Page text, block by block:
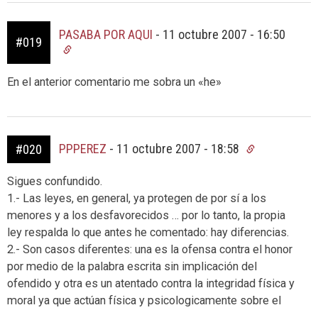
#019
PASABA POR AQUI - 11 octubre 2007 - 16:50
En el anterior comentario me sobra un «he»
#020 PPPEREZ - 11 octubre 2007 - 18:58
Sigues confundido.
1.- Las leyes, en general, ya protegen de por sí a los
menores y a los desfavorecidos … por lo tanto, la propia
ley respalda lo que antes he comentado: hay diferencias.
2.- Son casos diferentes: una es la ofensa contra el honor
por medio de la palabra escrita sin implicación del
ofendido y otra es un atentado contra la integridad física y
moral ya que actúan física y psicologicamente sobre el